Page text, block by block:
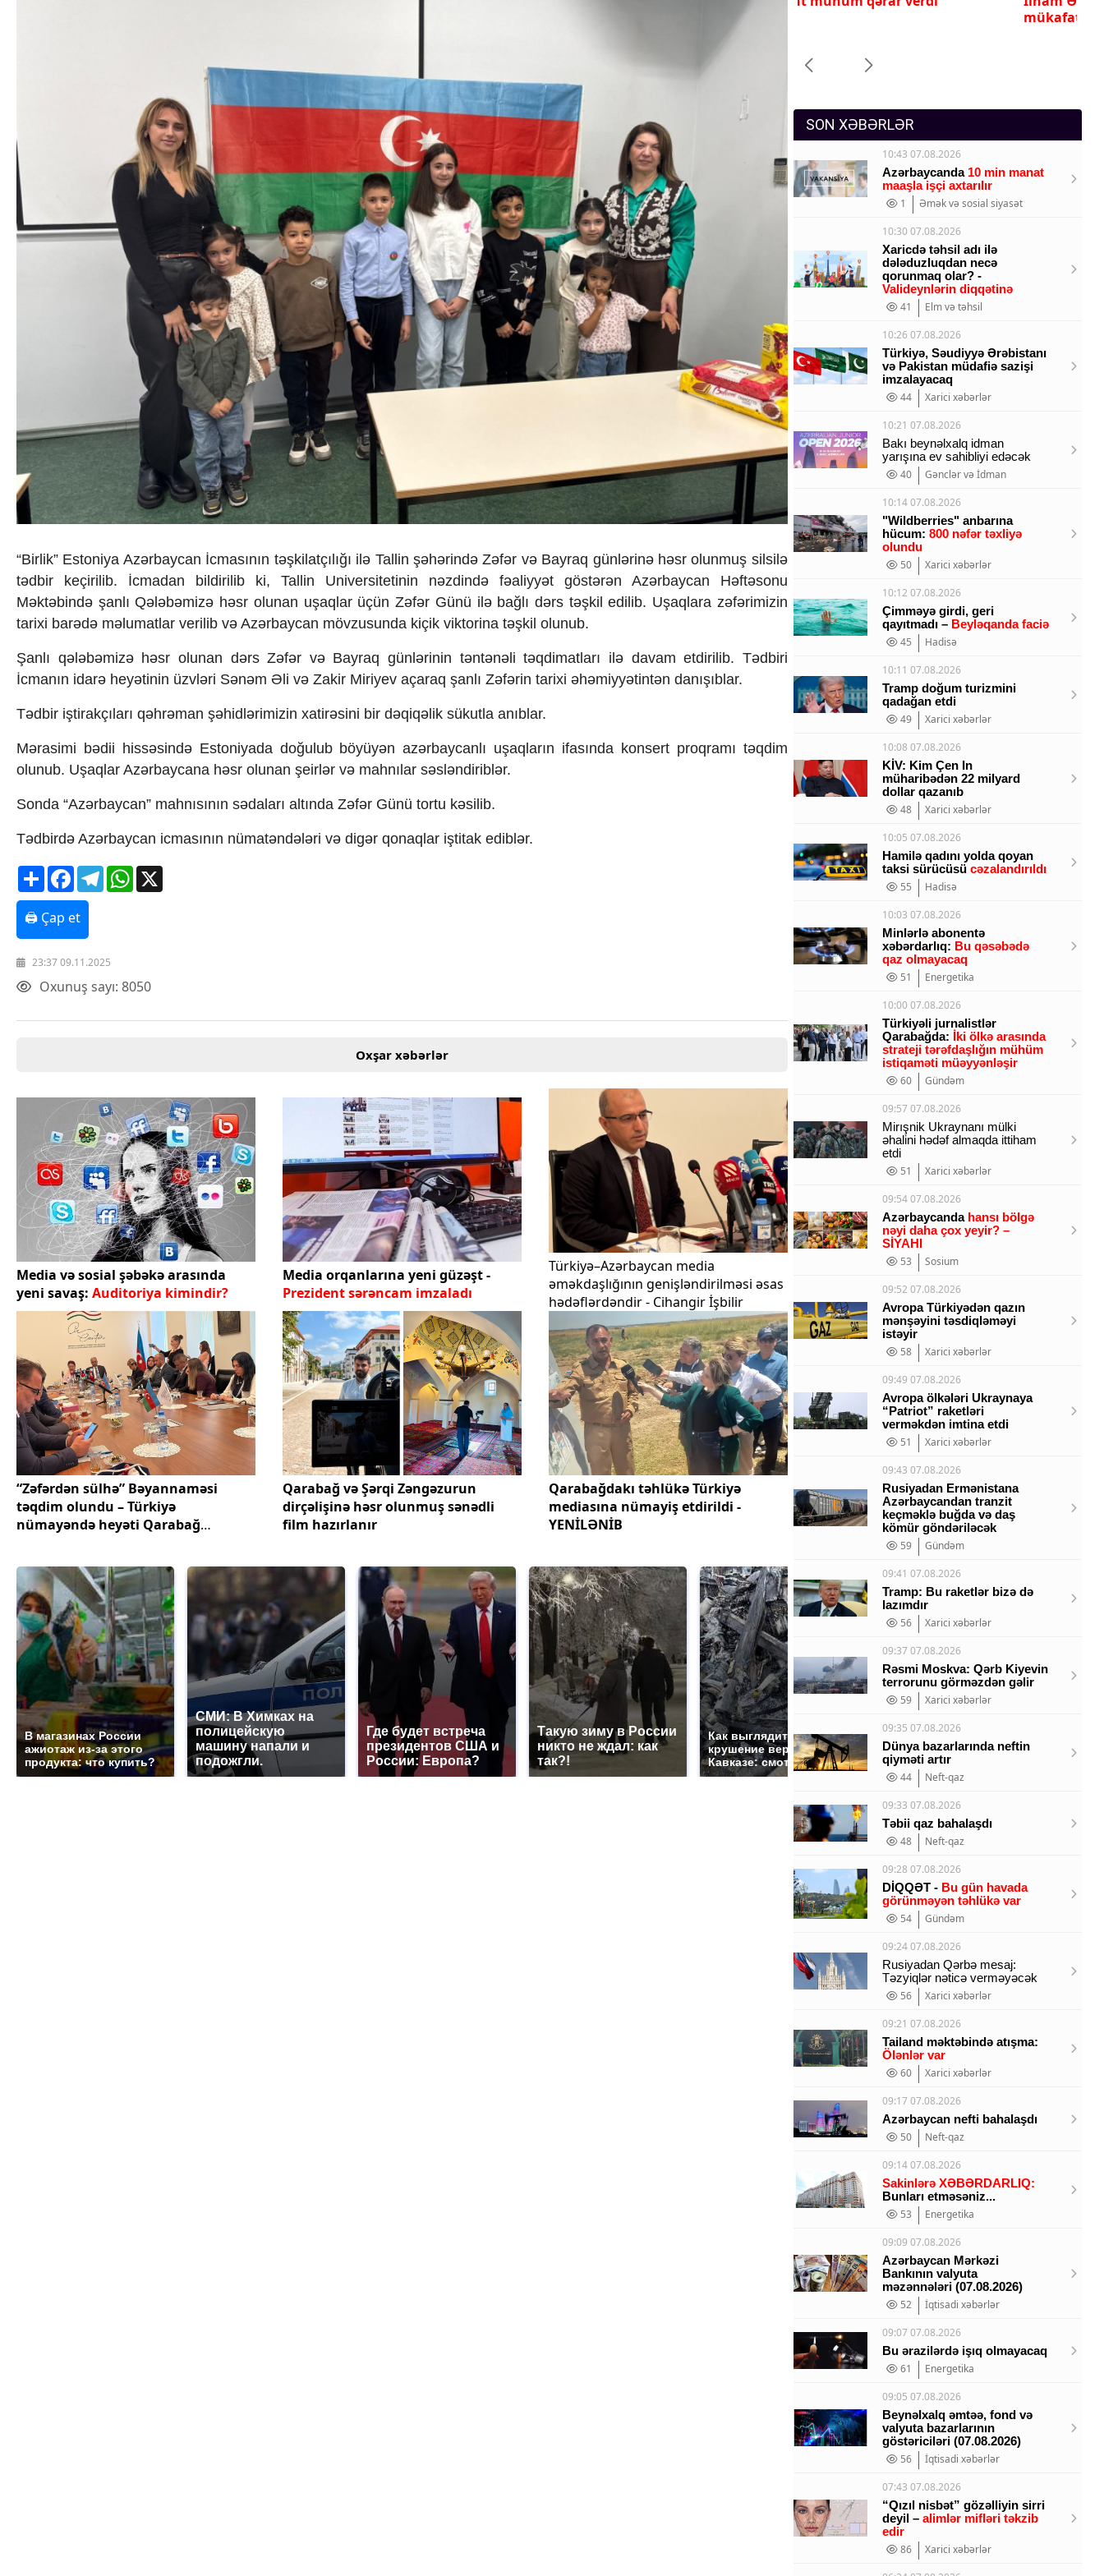
Sosium
Mətbuat-150
Video
İnfoqrafika
Podcast
Humanitar
Elm və təhsil
Mədəniyyət
Diaspor
Mədəniyyətimizin Zəfəri
Neft-qaz
Əmək və sosial siyasət
Kənd təsərrüfatı
Hərbi sənaye
Telekommunikasiya və nəqliyyat
COP29
Crossmedia.az - 1 yaş
Siyasət
Məhkəmə və hüquq
Ekologiya
Zəfər - 5
Media və QHT
Hadisə
Sosium
Texnologiya
Mətbuat-150
Missiyamız
“Birlik” Estoniya Azərbaycan İcmasının təşkilatçılığı ilə Tallin şəhərində Zəfər və Bayraq günlərinə həsr olunmuş silsilə
tədbir keçirilib. İcmadan bildirilib ki, Tallin Universitetinin nəzdində fəaliyyət göstərən Azərbaycan Həftəsonu
Məktəbində şanlı Qələbəmizə həsr olunan uşaqlar üçün Zəfər Günü ilə bağlı dərs təşkil edilib. Uşaqlara zəfərimizin
tarixi barədə məlumatlar verilib və Azərbaycan mövzusunda kiçik viktorina təşkil olunub.
Şanlı qələbəmizə həsr olunan dərs Zəfər və Bayraq günlərinin təntənəli təqdimatları ilə davam etdirilib. Tədbiri
İcmanın idarə heyətinin üzvləri Sənəm Əli və Zakir Miriyev açaraq şanlı Zəfərin tarixi əhəmiyyətintən danışıblar.
Tədbir iştirakçıları qəhrəman şəhidlərimizin xatirəsini bir dəqiqəlik sükutla anıblar.
Mərasimi bədii hissəsində Estoniyada doğulub böyüyən azərbaycanlı uşaqların ifasında konsert proqramı təqdim
olunub. Uşaqlar Azərbaycana həsr olunan şeirlər və mahnılar səsləndiriblər.
Sonda “Azərbaycan” mahnısının sədaları altında Zəfər Günü tortu kəsilib.
Tədbirdə Azərbaycan icmasının nümatəndələri və digər qonaqlar iştitak ediblər.
ShareFacebookTelegramWhatsApp
🖨 Çap et
23:37 09.11.2025
Oxunuş sayı: 8050
Oxşar xəbərlər
Media və sosial şəbəkə arasında
yeni savaş: Auditoriya kimindir?
Media orqanlarına yeni güzəşt -
Prezident sərəncam imzaladı
Türkiyə–Azərbaycan media
əməkdaşlığının genişləndirilməsi əsas
hədəflərdəndir - Cihangir İşbilir
“Zəfərdən sülhə” Bəyannaməsi
təqdim olundu – Türkiyə
nümayəndə heyəti Qarabağ
Qarabağ və Şərqi Zəngəzurun
dirçəlişinə həsr olunmuş sənədli
film hazırlanır
Qarabağdakı təhlükə Türkiyə
mediasına nümayiş etdirildi -
YENİLƏNİB
В магазинах России
ажиотаж из-за этого
продукта: что купить?
СМИ: В Химках на
полицейскую
машину напали и
подожгли.
Где будет встреча
президентов США и
России: Европа?
Такую зиму в России
никто не ждал: как
так?!
Как выглядит место
крушение вертолета на
Кавказе: смотреть
Не ешьте эту
готовую еду из
магазина: список
SON XƏBƏRLƏR
10:43 07.08.2026
Azərbaycanda 10 min manat
maaşla işçi axtarılır
1
Əmək və sosial siyasət
10:30 07.08.2026
Xaricdə təhsil adı ilə
dələduzluqdan necə
qorunmaq olar? -
Valideynlərin diqqətinə
41
Elm və təhsil
10:26 07.08.2026
Türkiyə, Səudiyyə Ərəbistanı
və Pakistan müdafiə sazişi
imzalayacaq
44
Xarici xəbərlər
10:21 07.08.2026
Bakı beynəlxalq idman
yarışına ev sahibliyi edəcək
40
Gənclər və İdman
10:14 07.08.2026
"Wildberries" anbarına
hücum: 800 nəfər təxliyə
olundu
50
Xarici xəbərlər
10:12 07.08.2026
Çimməyə girdi, geri
qayıtmadı – Beyləqanda faciə
45
Hadisə
10:11 07.08.2026
Tramp doğum turizmini
qadağan etdi
49
Xarici xəbərlər
10:08 07.08.2026
KİV: Kim Çen In
müharibədən 22 milyard
dollar qazanıb
48
Xarici xəbərlər
10:05 07.08.2026
Hamilə qadını yolda qoyan
taksi sürücüsü cəzalandırıldı
55
Hadisə
10:03 07.08.2026
Minlərlə abonentə
xəbərdarlıq: Bu qəsəbədə
qaz olmayacaq
51
Energetika
10:00 07.08.2026
Türkiyəli jurnalistlər
Qarabağda: İki ölkə arasında
strateji tərəfdaşlığın mühüm
istiqaməti müəyyənləşir
60
Gündəm
09:57 07.08.2026
Mirışnik Ukraynanı mülki
əhalini hədəf almaqda ittiham
etdi
51
Xarici xəbərlər
09:54 07.08.2026
Azərbaycanda hansı bölgə
nəyi daha çox yeyir? –
SİYAHI
53
Sosium
09:52 07.08.2026
Avropa Türkiyədən qazın
mənşəyini təsdiqləməyi
istəyir
58
Xarici xəbərlər
09:49 07.08.2026
Avropa ölkələri Ukraynaya
“Patriot” raketləri
verməkdən imtina etdi
51
Xarici xəbərlər
09:43 07.08.2026
Rusiyadan Ermənistana
Azərbaycandan tranzit
keçməklə buğda və daş
kömür göndəriləcək
59
Gündəm
09:41 07.08.2026
Tramp: Bu raketlər bizə də
lazımdır
56
Xarici xəbərlər
09:37 07.08.2026
Rəsmi Moskva: Qərb Kiyevin
terrorunu görməzdən gəlir
59
Xarici xəbərlər
09:35 07.08.2026
Dünya bazarlarında neftin
qiyməti artır
44
Neft-qaz
09:33 07.08.2026
Təbii qaz bahalaşdı
48
Neft-qaz
09:28 07.08.2026
DİQQƏT - Bu gün havada
görünməyən təhlükə var
54
Gündəm
09:24 07.08.2026
Rusiyadan Qərbə mesaj:
Təzyiqlər nəticə verməyəcək
56
Xarici xəbərlər
09:21 07.08.2026
Tailand məktəbində atışma:
Ölənlər var
60
Xarici xəbərlər
09:17 07.08.2026
Azərbaycan nefti bahalaşdı
50
Neft-qaz
09:14 07.08.2026
Sakinlərə XƏBƏRDARLIQ:
Bunları etməsəniz...
53
Energetika
09:09 07.08.2026
Azərbaycan Mərkəzi
Bankının valyuta
məzənnələri (07.08.2026)
52
İqtisadi xəbərlər
09:07 07.08.2026
Bu ərazilərdə işıq olmayacaq
61
Energetika
09:05 07.08.2026
Beynəlxalq əmtəə, fond və
valyuta bazarlarının
göstəriciləri (07.08.2026)
56
İqtisadi xəbərlər
07:43 07.08.2026
“Qızıl nisbət” gözəlliyin sirri
deyil – alimlər mifləri təkzib
edir
86
Xarici xəbərlər